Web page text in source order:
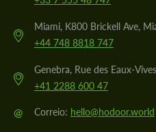
Miami, K800 Brickell Ave,
+44 748 8818 747
Genebra, Rue des Eaux-
+41 2288 600 47
@ Correio: hello@hodoor.world